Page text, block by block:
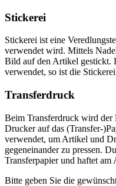
Stickerei
Stickerei ist eine
verwendet wird. Mittels
Bild auf den Artikel gestickt.
verwendet, so ist die
Transferdruck
Beim Transferdruck wird der
Drucker auf das (Transfer-
verwendet, um Artikel und
gegeneinander zu pressen.
Transferpapier und haftet am
Bitte geben Sie die